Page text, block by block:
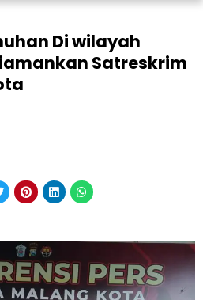
Di wilayah
Satreskrim